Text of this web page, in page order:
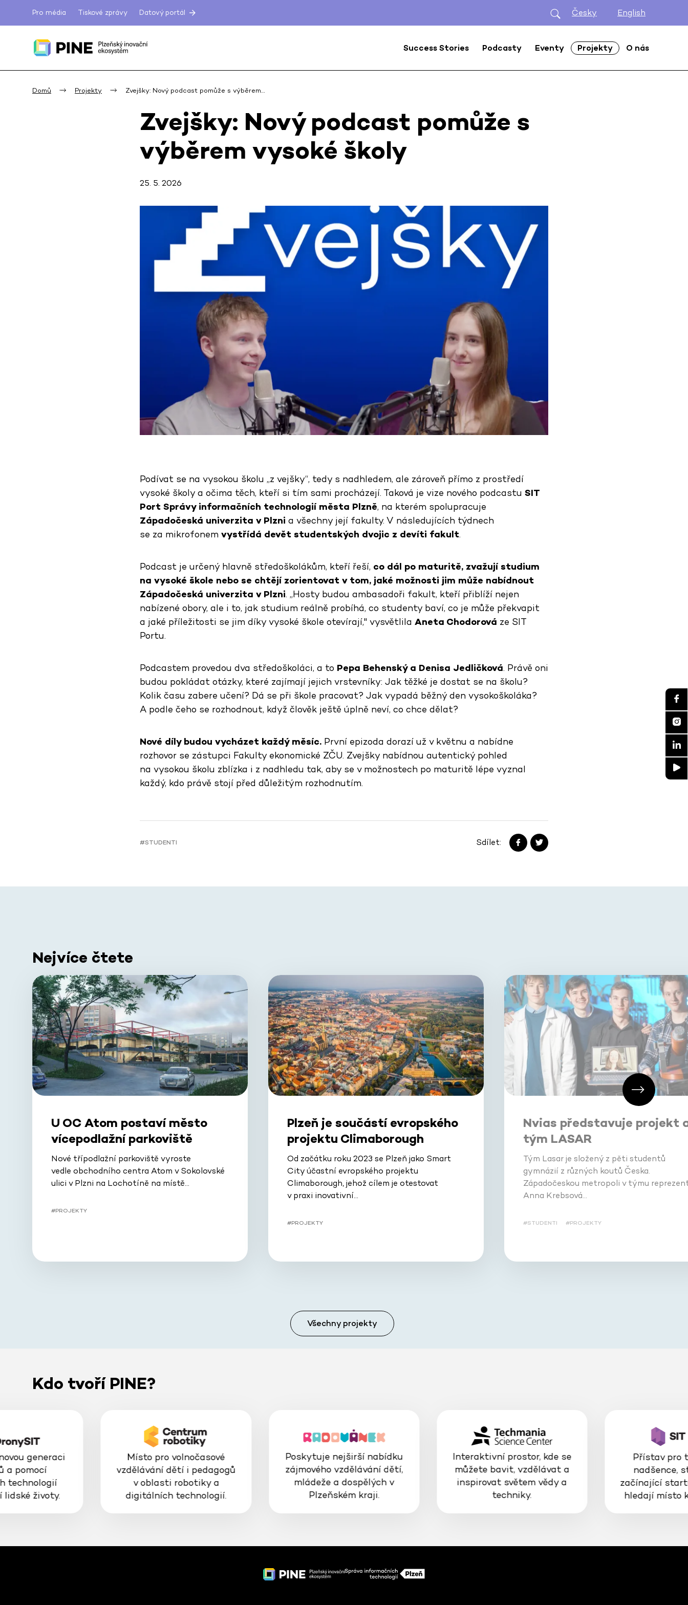
Pro média Tiskové zprávy Datový portál Česky English
Success Stories Podcasty Eventy Projekty O nás
Domů Projekty Zvejšky: Nový podcast pomůže s výběrem…
Zvejšky: Nový podcast pomůže s
výběrem vysoké školy
25. 5. 2026
Podívat se na vysokou školu „z vejšky“, tedy s nadhledem, ale zároveň přímo z prostředí
vysoké školy a očima těch, kteří si tím sami procházejí. Taková je vize nového podcastu SIT
Port Správy informačních technologií města Plzně, na kterém spolupracuje
Západočeská univerzita v Plzni a všechny její fakulty. V následujících týdnech
se za mikrofonem vystřídá devět studentských dvojic z devíti fakult.
Podcast je určený hlavně středoškolákům, kteří řeší, co dál po maturitě, zvažují studium
na vysoké škole nebo se chtějí zorientovat v tom, jaké možnosti jim může nabídnout
Západočeská univerzita v Plzni. „Hosty budou ambasadoři fakult, kteří přiblíží nejen
nabízené obory, ale i to, jak studium reálně probíhá, co studenty baví, co je může překvapit
a jaké příležitosti se jim díky vysoké škole otevírají," vysvětlila Aneta Chodorová ze SIT
Portu.
Podcastem provedou dva středoškoláci, a to Pepa Behenský a Denisa Jedličková. Právě oni
budou pokládat otázky, které zajímají jejich vrstevníky: Jak těžké je dostat se na školu?
Kolik času zabere učení? Dá se při škole pracovat? Jak vypadá běžný den vysokoškoláka?
A podle čeho se rozhodnout, když člověk ještě úplně neví, co chce dělat?
Nové díly budou vycházet každý měsíc.První epizoda dorazí už v květnu a nabídne
rozhovor se zástupci Fakulty ekonomické ZČU. Zvejšky nabídnou autentický pohled
na vysokou školu zblízka i z nadhledu tak, aby se v možnostech po maturitě lépe vyznal
každý, kdo právě stojí před důležitým rozhodnutím.
#STUDENTI Sdílet:
Nejvíce čtete
U OC Atom postaví město
vícepodlažní parkoviště
Nové třípodlažní parkoviště vyroste
vedle obchodního centra Atom v Sokolovské
ulici v Plzni na Lochotíně na místě…
#PROJEKTY
Plzeň je součástí evropského
projektu Climaborough
Od začátku roku 2023 se Plzeň jako Smart
City účastní evropského projektu
Climaborough, jehož cílem je otestovat
v praxi inovativní…
#PROJEKTY
Nvias představuje projekt
tým LASAR
Tým Lasar je složený z pěti studentů
gymnázií z různých koutů Česka.
Západočeskou metropoli v týmu
Anna Krebsová…
#STUDENTI #PROJEKTY
Všechny projekty
Kdo tvoří PINE?
generaci
a pomocí
technologií
lidské životy.
Místo pro volnočasové
vzdělávání dětí i pedagogů
v oblasti robotiky a
digitálních technologií.
Poskytuje nejširší nabídku
zájmového vzdělávání dětí,
mládeže a dospělých v
Plzeňském kraji.
Interaktivní prostor, kde se
můžete bavit, vzdělávat a
inspirovat světem vědy a
techniky.
Přístav pro
nadšence,
začínající
hledají místo